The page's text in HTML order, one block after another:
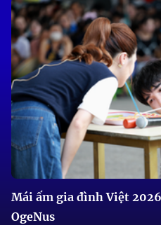
Mái ấm gia đình Việt
OgeNus